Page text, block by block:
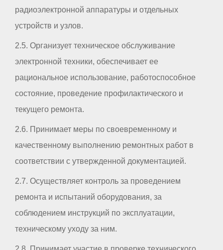
радиоэлектронной аппаратуры и отдельных
устройств и узлов.
2.5. Организует техническое обслуживание
электронной техники, обеспечивает ее
рациональное использование, работоспособное
состояние, проведение профилактического и
текущего ремонта.
2.6. Принимает меры по своевременному и
качественному выполнению ремонтных работ в
соответствии с утвержденной документацией.
2.7. Осуществляет контроль за проведением
ремонта и испытаний оборудования, за
соблюдением инструкций по эксплуатации,
техническому уходу за ним.